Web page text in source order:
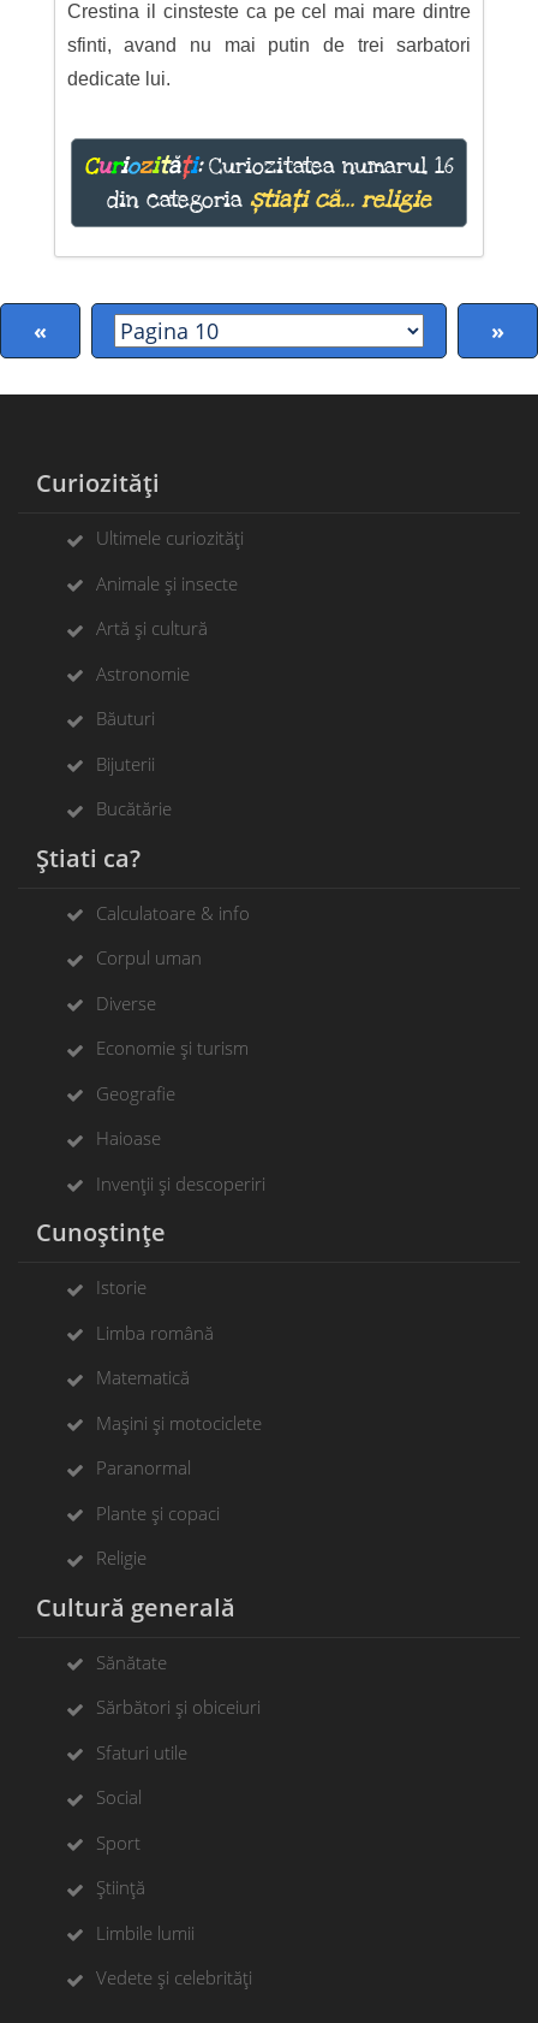
Crestina il cinsteste ca pe cel mai mare dintre
sfinti, avand nu mai putin de trei sarbatori
dedicate lui.
Curiozități:Curiozitatea numarul 16
din categoria știați că... religie
« »
Curiozități
Ultimele curiozități
Animale și insecte
Artă și cultură
Astronomie
Băuturi
Bijuterii
Bucătărie
Știati ca?
Calculatoare & info
Corpul uman
Diverse
Economie și turism
Geografie
Haioase
Invenții și descoperiri
Cunoștințe
Istorie
Limba română
Matematică
Mașini și motociclete
Paranormal
Plante și copaci
Religie
Cultură generală
Sănătate
Sărbători și obiceiuri
Sfaturi utile
Social
Sport
Știință
Limbile lumii
Vedete și celebrități